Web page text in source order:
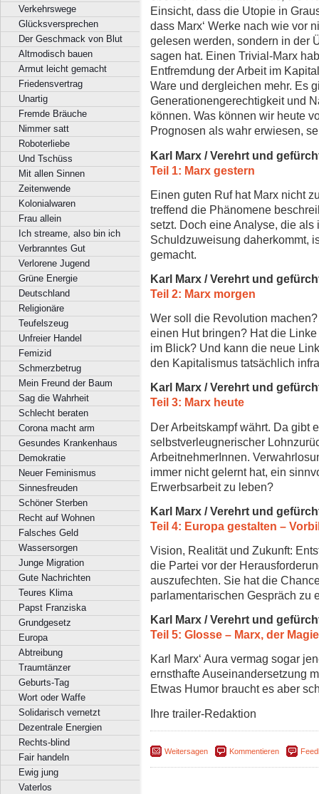
Verkehrswege
Glücksversprechen
Der Geschmack von Blut
Altmodisch bauen
Armut leicht gemacht
Friedensvertrag
Unartig
Fremde Bräuche
Nimmer satt
Roboterliebe
Und Tschüss
Mit allen Sinnen
Zeitenwende
Kolonialwaren
Frau allein
Ich streame, also bin ich
Verbranntes Gut
Verlorene Jugend
Grüne Energie
Deutschland
Religionäre
Teufelszeug
Unfreier Handel
Femizid
Schmerzbetrug
Mein Freund der Baum
Sag die Wahrheit
Schlecht beraten
Corona macht arm
Gesundes Krankenhaus
Demokratie
Neuer Feminismus
Sinnesfreuden
Schöner Sterben
Recht auf Wohnen
Falsches Geld
Wassersorgen
Junge Migration
Gute Nachrichten
Teures Klima
Papst Franziska
Grundgesetz
Europa
Abtreibung
Traumtänzer
Geburts-Tag
Wort oder Waffe
Solidarisch vernetzt
Dezentrale Energien
Rechts-blind
Fair handeln
Ewig jung
Vaterlos
Einsicht, dass die Utopie in
dass Marx‘ Werke nach wie vor
gelesen werden, sondern in der
sagen hat. Einen Trivial-Marx
Entfremdung der Arbeit im
Ware und dergleichen mehr. Es
Generationengerechtigkeit und
können. Was können wir heute
Prognosen als wahr erwiesen,
Karl Marx / Verehrt und
Teil 1: Marx gestern
Einen guten Ruf hat Marx nicht
treffend die Phänomene
setzt. Doch eine Analyse, die
Schuldzuweisung daherkommt,
gemacht.
Karl Marx / Verehrt und
Teil 2: Marx morgen
Wer soll die Revolution
einen Hut bringen? Hat die
im Blick? Und kann die neue
den Kapitalismus tatsächlich
Karl Marx / Verehrt und
Teil 3: Marx heute
Der Arbeitskampf währt. Da gibt
selbstverleugnerischer
ArbeitnehmerInnen.
immer nicht gelernt hat, ein
Erwerbsarbeit zu leben?
Karl Marx / Verehrt und
Teil 4: Europa gestalten –
Vision, Realität und Zukunft:
die Partei vor der
auszufechten. Sie hat die
parlamentarischen Gespräch zu
Karl Marx / Verehrt und
Teil 5: Glosse – Marx, der
Karl Marx‘ Aura vermag sogar
ernsthafte Auseinandersetzung
Etwas Humor braucht es aber
Ihre trailer-Redaktion
Weitersagen Kommentieren